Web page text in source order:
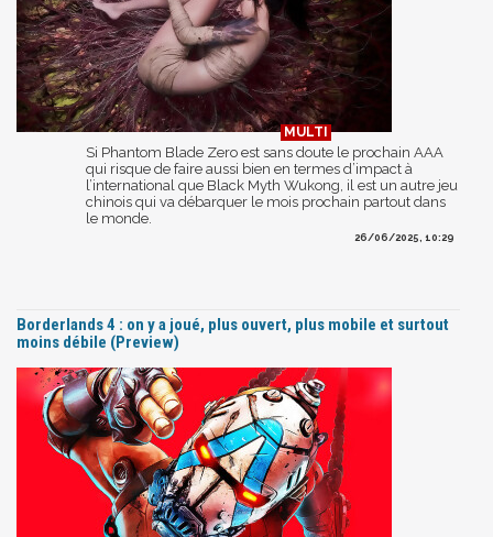
Si Phantom Blade Zero est sans doute le prochain AAA
qui risque de faire aussi bien en termes d’impact à
l’international que Black Myth Wukong, il est un autre jeu
chinois qui va débarquer le mois prochain partout dans
le monde.
26/06/2025, 10:29
Borderlands 4 : on y a joué, plus ouvert, plus mobile et surtout
moins débile (Preview)